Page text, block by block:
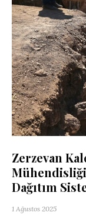
Zerzevan
Dağıtım
1 Ağustos 2025